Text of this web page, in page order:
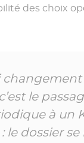
des choix
le
à un
le dossier se